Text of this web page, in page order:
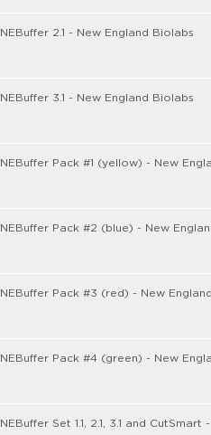
NEBuffer 2.1 - New England Biolabs
NEBuffer 3.1 - New England Biolabs
NEBuffer Pack #1 (yellow) - New
NEBuffer Pack #2 (blue) - New
NEBuffer Pack #3 (red) - New
NEBuffer Pack #4 (green) - New
NEBuffer Set 1.1, 2.1, 3.1 and